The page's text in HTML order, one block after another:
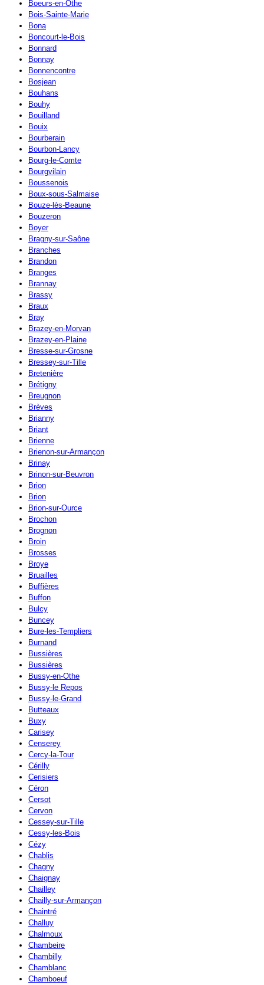
Boeurs-en-Othe
Bois-Sainte-Marie
Bona
Boncourt-le-Bois
Bonnard
Bonnay
Bonnencontre
Bosjean
Bouhans
Bouhy
Bouilland
Bouix
Bourberain
Bourbon-Lancy
Bourg-le-Comte
Bourgvilain
Boussenois
Boux-sous-Salmaise
Bouze-lès-Beaune
Bouzeron
Boyer
Bragny-sur-Saône
Branches
Brandon
Branges
Brannay
Brassy
Braux
Bray
Brazey-en-Morvan
Brazey-en-Plaine
Bresse-sur-Grosne
Bressey-sur-Tille
Bretenière
Brétigny
Breugnon
Brèves
Brianny
Briant
Brienne
Brienon-sur-Armançon
Brinay
Brinon-sur-Beuvron
Brion
Brion
Brion-sur-Ource
Brochon
Brognon
Broin
Brosses
Broye
Bruailles
Buffières
Buffon
Bulcy
Buncey
Bure-les-Templiers
Burnand
Bussières
Bussières
Bussy-en-Othe
Bussy-le Repos
Bussy-le-Grand
Butteaux
Buxy
Carisey
Censerey
Cercy-la-Tour
Cérilly
Cerisiers
Céron
Cersot
Cervon
Cessey-sur-Tille
Cessy-les-Bois
Cézy
Chablis
Chagny
Chaignay
Chailley
Chailly-sur-Armançon
Chaintré
Challuy
Chalmoux
Chambeire
Chambilly
Chamblanc
Chamboeuf